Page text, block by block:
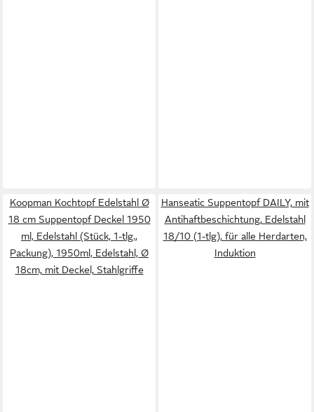
Koopman Kochtopf Edelstahl Ø
18 cm Suppentopf Deckel 1950
ml, Edelstahl (Stück, 1-tlg.,
Packung), 1950ml, Edelstahl, Ø
18cm, mit Deckel, Stahlgriffe
Hanseatic Suppentopf DAILY, mit
Antihaftbeschichtung, Edelstahl
18/10 (1-tlg), für alle Herdarten,
Induktion